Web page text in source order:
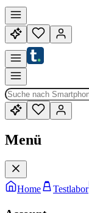
Menü
Home Testlabor